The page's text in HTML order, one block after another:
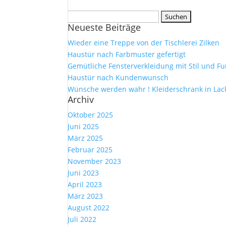
nach:
Neueste Beiträge
Wieder eine Treppe von der Tischlerei Zilken
Haustür nach Farbmuster gefertigt
Gemütliche Fensterverkleidung mit Stil und
Haustür nach Kundenwunsch
Wünsche werden wahr ! Kleiderschrank in
Archiv
Oktober 2025
Juni 2025
März 2025
Februar 2025
November 2023
Juni 2023
April 2023
März 2023
August 2022
Juli 2022